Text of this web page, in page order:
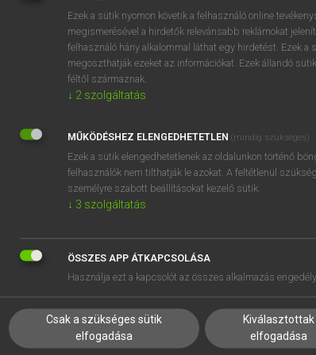
BELÉPÉS
EGYÉNI FELHASZNÁLÓKNAK
TANULÓKNAK
VÁLLALATI MEGOLDÁSOK
SÚGÓ
RÓLUNK
SÜTI BEÁLLÍTÁSOK
Ezek a sütik nyomon követik a felhasználó online
megismerésével a hirdetők relevánsabb reklámokat
felhasználó hány alkalommal láthat egy hirdetést. Ezek
megoszthatják ezeket az információkat. Ezek állandó
féltől származnak.
↓ 2 szolgáltatás
MŰKÖDÉSHEZ ELENGEDHETETLEN (mindig szükséges)
Ezek a sütik elengedhetetlenek az oldalunkon történő
felhasználók nem tilthatják le azokat. A feltétlenül
személyre szabott beállításokat kezelő sütik.
↓ 3 szolgáltatás
ÖSSZES APP ÁTKAPCSOLÁSA
Használja ezt a kapcsolót az összes alkalmazás
Csak a szükséges sütik
elfogadása
Kiválasztottak
elfogadása